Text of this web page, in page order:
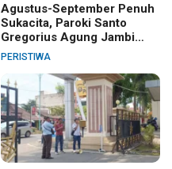
Agustus-September Penuh
Sukacita, Paroki Santo
Gregorius Agung Jambi
Gelar Berbagai Kegiatan
PERISTIWA